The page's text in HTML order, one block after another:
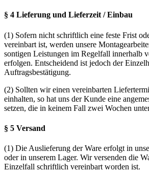
§ 4 Lieferung und Lieferzeit / Einbau
(1) Sofern nicht schriftlich eine feste Frist
vereinbart ist, werden unsere
sontigen Leistungen im Regelfall innerhalb
erfolgen. Entscheidend ist jedoch der
Auftragsbestätigung.
(2) Sollten wir einen vereinbarten
einhalten, so hat uns der Kunde eine
setzen, die in keinem Fall zwei Wochen
§ 5 Versand
(1) Die Auslieferung der Ware erfolgt in
oder in unserem Lager. Wir versenden die
Einzelfall schriftlich vereinbart worden ist.